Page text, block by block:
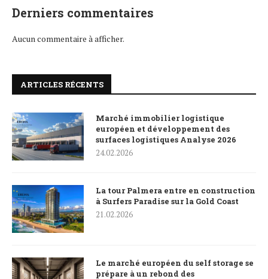
Derniers commentaires
Aucun commentaire à afficher.
ARTICLES RÉCENTS
Marché immobilier logistique
européen et développement des
surfaces logistiques Analyse 2026
24.02.2026
La tour Palmera entre en construction
à Surfers Paradise sur la Gold Coast
21.02.2026
Le marché européen du self storage se
prépare à un rebond des